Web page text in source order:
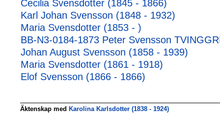
Cecilia Svensdotter (1845 - 1866)
Karl Johan Svensson (1848 - 1932)
Maria Svensdotter (1853 - )
BB-N3-0184-1873 Peter Svensson
Johan August Svensson (1858 - 1939)
Maria Svensdotter (1861 - 1918)
Elof Svensson (1866 - 1866)
Äktenskap med Karolina Karlsdotter (1838 - 1924)